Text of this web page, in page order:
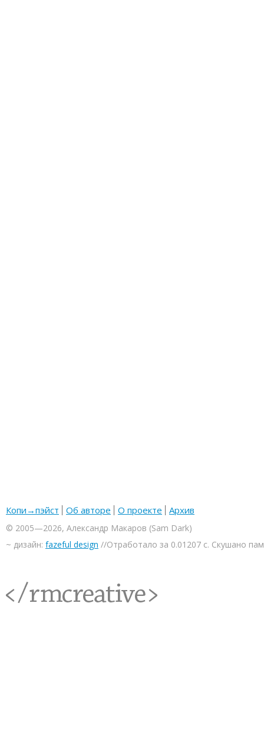
Копи→пэйст Об авторе О проекте Архив
© 2005—2026, Александр Макаров (Sam Dark)
~ дизайн: fazeful design //Отработало за 0.01207 с. Скушано
<rmcreative/>